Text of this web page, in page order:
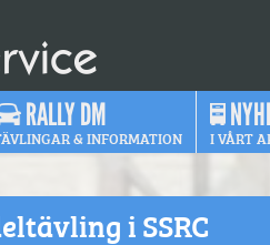
RALLY DM
& INFORMATION I VÅRT
i SSRC